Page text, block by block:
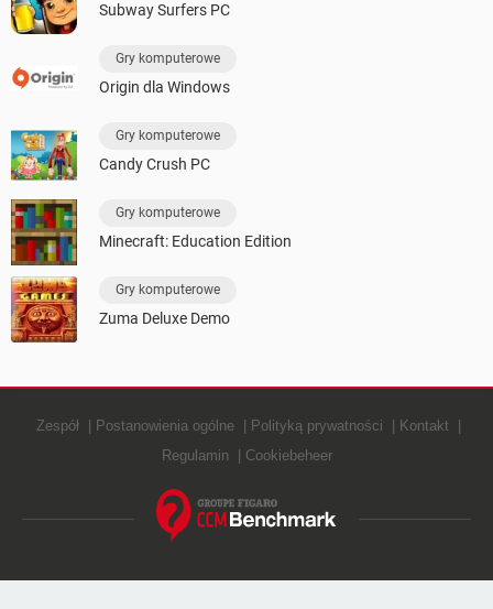
Subway Surfers PC
Gry komputerowe
Origin dla Windows
Gry komputerowe
Candy Crush PC
Gry komputerowe
Minecraft: Education Edition
Gry komputerowe
Zuma Deluxe Demo
Zespół Postanowienia ogólne Polityką prywatności
Kontakt
Regulamin
Cookiebeheer